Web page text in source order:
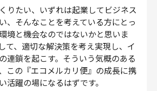
りたい、いずれは起業してビジネス
、そんなことを考えている方にとっ
境と機会なのではないかと思いま
て、適切な解決策を考え実現し、イ
連鎖を起こす。そういう気概のある
この『エコメルカリ便』の成長に携
活躍の場になるはずです。